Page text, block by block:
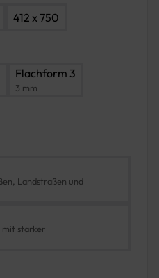
412 x 750
Flachform 3
3 mm
Landstraßen und
mit starker